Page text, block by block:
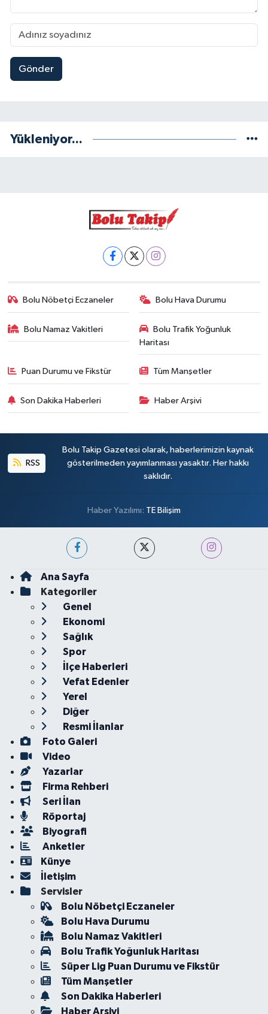
Gönder
Yükleniyor...
Bolu Nöbetçi Eczaneler Bolu Hava Durumu
Bolu Namaz Vakitleri
Bolu Trafik Yoğunluk
Haritası
Puan Durumu ve Fikstür Tüm Manşetler
Son Dakika Haberleri Haber Arşivi
RSS
Bolu Takip Gazetesi olarak, haberlerimizin kaynak
gösterilmeden yayımlanması yasaktır. Her hakkı
saklıdır.
Haber Yazılımı: TE Bilişim
Ana Sayfa
Kategoriler
Genel
Ekonomi
Sağlık
Spor
İlçe Haberleri
Vefat Edenler
Yerel
Diğer
Resmi İlanlar
Foto Galeri
Video
Yazarlar
Firma Rehberi
Seri İlan
Röportaj
Biyografi
Anketler
Künye
İletişim
Servisler
Bolu Nöbetçi Eczaneler
Bolu Hava Durumu
Bolu Namaz Vakitleri
Bolu Trafik Yoğunluk Haritası
Süper Lig Puan Durumu ve Fikstür
Tüm Manşetler
Son Dakika Haberleri
Haber Arşivi